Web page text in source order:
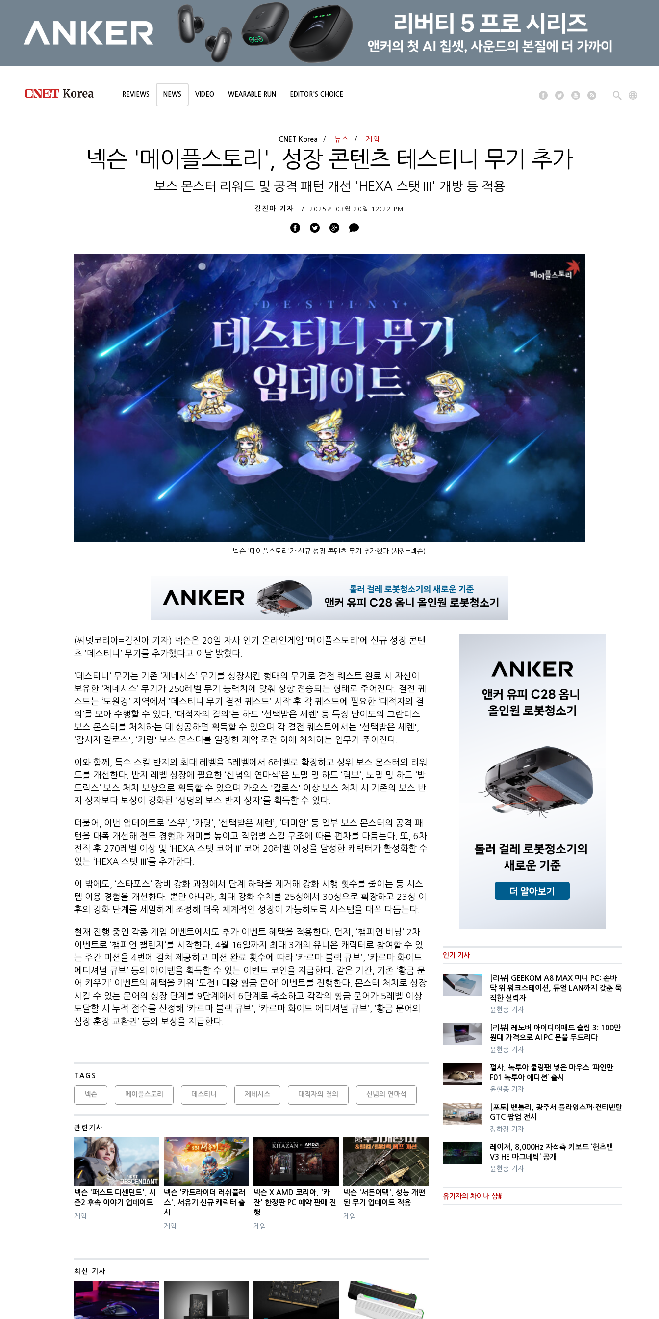
REVIEWS NEWS VIDEO WEARABLE RUN EDITOR'S CHOICE
CNET Korea 뉴스 게임
넥슨 '메이플스토리', 성장 콘텐츠 테스티니 무기 추가
보스 몬스터 리워드 및 공격 패턴 개선 'HEXA 스탯 III' 개방 등 적용
김진아 기자 2025년 03월 20일 12:22 PM
넥슨 '메이플스토리'가 신규 성장 콘텐츠 무기 추가했다 (사진=넥슨)
(씨넷코리아=김진아 기자) 넥슨은 20일 자사 인기 온라인게임 ‘메이플스토리’에 신규 성장 콘텐
츠 ‘데스티니’ 무기를 추가했다고 이날 밝혔다.
‘데스티니’ 무기는 기존 ‘제네시스’ 무기를 성장시킨 형태의 무기로 결전 퀘스트 완료 시 자신이
보유한 ‘제네시스’ 무기가 250레벨 무기 능력치에 맞춰 상향 전승되는 형태로 주어진다. 결전 퀘
스트는 ‘도원경’ 지역에서 ‘데스티니 무기 결전 퀘스트’ 시작 후 각 퀘스트에 필요한 ‘대적자의 결
의’를 모아 수행할 수 있다. '대적자의 결의'는 하드 '선택받은 세렌' 등 특정 난이도의 그란디스
보스 몬스터를 처치하는 데 성공하면 획득할 수 있으며 각 결전 퀘스트에서는 '선택받은 세렌',
‘감시자 칼로스', ‘카링' 보스 몬스터를 일정한 제약 조건 하에 처치하는 임무가 주어진다.
이와 함께, 특수 스킬 반지의 최대 레벨을 5레벨에서 6레벨로 확장하고 상위 보스 몬스터의 리워
드를 개선한다. 반지 레벨 성장에 필요한 ‘신념의 연마석’은 노멀 및 하드 ‘림보’, 노멀 및 하드 ‘발
드릭스’ 보스 처치 보상으로 획득할 수 있으며 카오스 '칼로스' 이상 보스 처치 시 기존의 보스 반
지 상자보다 보상이 강화된 '생명의 보스 반지 상자'를 획득할 수 있다.
더불어, 이번 업데이트로 ‘스우’, ‘카링’, ‘선택받은 세렌’, ‘데미안’ 등 일부 보스 몬스터의 공격 패
턴을 대폭 개선해 전투 경험과 재미를 높이고 직업별 스킬 구조에 따른 편차를 다듬는다. 또, 6차
전직 후 270레벨 이상 및 ‘HEXA 스탯 코어 II’ 코어 20레벨 이상을 달성한 캐릭터가 활성화할 수
있는 ‘HEXA 스탯 III’를 추가한다.
이 밖에도, ‘스타포스’ 장비 강화 과정에서 단계 하락을 제거해 강화 시행 횟수를 줄이는 등 시스
템 이용 경험을 개선한다. 뿐만 아니라, 최대 강화 수치를 25성에서 30성으로 확장하고 23성 이
후의 강화 단계를 세밀하게 조정해 더욱 체계적인 성장이 가능하도록 시스템을 대폭 다듬는다.
현재 진행 중인 각종 게임 이벤트에서도 추가 이벤트 혜택을 적용한다. 먼저, ‘챔피언 버닝’ 2차
이벤트로 ‘챔피언 챌린지’를 시작한다. 4월 16일까지 최대 3개의 유니온 캐릭터로 참여할 수 있
는 주간 미션을 4번에 걸쳐 제공하고 미션 완료 횟수에 따라 ‘카르마 블랙 큐브’, ‘카르마 화이트
에디셔널 큐브’ 등의 아이템을 획득할 수 있는 이벤트 코인을 지급한다. 같은 기간, 기존 ‘황금 문
어 키우기’ 이벤트의 혜택을 키워 ‘도전! 대왕 황금 문어’ 이벤트를 진행한다. 몬스터 처치로 성장
시킬 수 있는 문어의 성장 단계를 9단계에서 6단계로 축소하고 각각의 황금 문어가 5레벨 이상
도달할 시 누적 점수를 산정해 ‘카르마 블랙 큐브’, ‘카르마 화이트 에디셔널 큐브’, ‘황금 문어의
심장 훈장 교환권’ 등의 보상을 지급한다.
TAGS
넥슨 메이플스토리 데스티니 제네시스 대적자의 결의 신념의 연마석
관련기사
넥슨 '퍼스트 디센던트', 시
즌2 후속 이야기 업데이트
게임
넥슨 '카트라이더 러쉬플러
스', 서유기 신규 캐릭터 출
시
게임
넥슨 X AMD 코리아, '카
잔' 한정판 PC 예약 판매 진
행
게임
넥슨 '서든어택', 성능 개편
된 무기 업데이트 적용
게임
최신 기사
인기 기사
[리뷰] GEEKOM A8 MAX 미니 PC: 손바
닥 위 워크스테이션, 듀얼 LAN까지 갖춘 묵
직한 실력자
윤현종 기자
[리뷰] 레노버 아이디어패드 슬림 3: 100만
원대 가격으로 AI PC 문을 두드리다
윤현종 기자
펄사, 녹투아 쿨링팬 넣은 마우스 ‘파인만
F01 녹투아 에디션’ 출시
윤현종 기자
[포토] 벤틀리, 광주서 플라잉스퍼·컨티넨탈
GTC 팝업 전시
정하정 기자
레이저, 8,000Hz 자석축 키보드 ‘헌츠맨
V3 HE 마그네틱’ 공개
윤현종 기자
유기자의 차이나 샵#